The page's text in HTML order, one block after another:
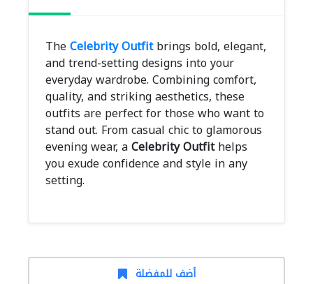
TheCelebrity Outfitbrings bold, elegant,
and trend-setting designs into your
everyday wardrobe. Combining comfort,
quality, and striking aesthetics, these
outfits are perfect for those who want to
stand out. From casual chic to glamorous
evening wear, aCelebrity Outfithelps
you exude confidence and style in any
setting.
أضف للمفضلة